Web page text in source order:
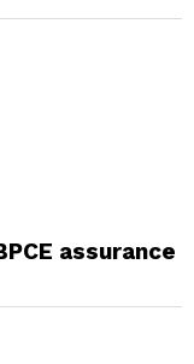
assurance